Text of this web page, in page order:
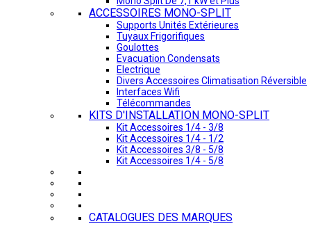
ACCESSOIRES MONO-SPLIT
Supports Unités Extérieures
Tuyaux Frigorifiques
Goulottes
Evacuation Condensats
Electrique
Divers Accessoires Climatisation Réversible
Interfaces Wifi
Télécommandes
KITS D'INSTALLATION MONO-SPLIT
Kit Accessoires 1/4 - 3/8
Kit Accessoires 1/4 - 1/2
Kit Accessoires 3/8 - 5/8
Kit Accessoires 1/4 - 5/8
CATALOGUES DES MARQUES